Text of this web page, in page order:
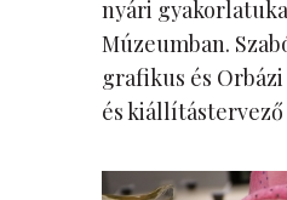
nyári
Múzeumban.
grafikus és
és